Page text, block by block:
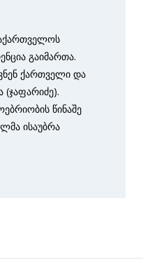
გაიმართა.
ქართველი და
(ჯაფარიძე).
წინაშე
ისაუბრა